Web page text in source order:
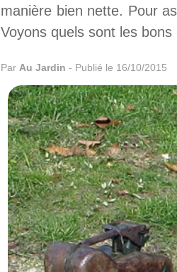
manière bien nette. Pour
Voyons quels sont les
Par Au Jardin - Publié le 16/10/2015